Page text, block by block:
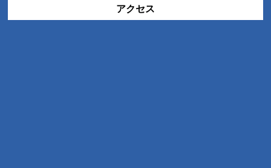
アクセス